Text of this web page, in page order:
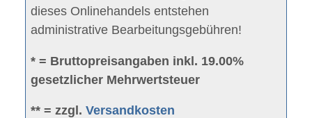
dieses Onlinehandels entstehen
administrative Bearbeitungsgebühren!
* = Bruttopreisangaben inkl. 19.00%
gesetzlicher Mehrwertsteuer
** = zzgl.Versandkosten